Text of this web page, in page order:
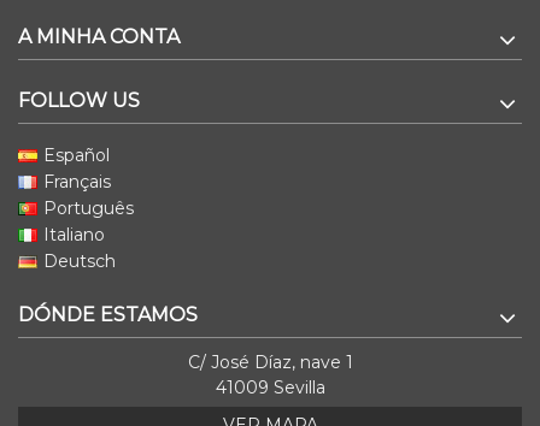
A MINHA CONTA
FOLLOW US
Español
Français
Português
Italiano
Deutsch
DÓNDE ESTAMOS
C/ José Díaz, nave 1
41009 Sevilla